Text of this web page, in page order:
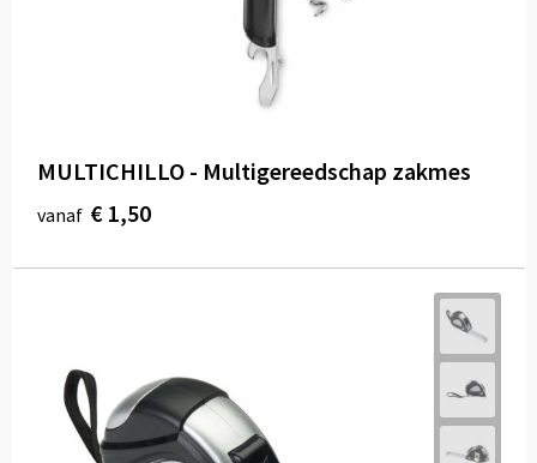
MULTICHILLO - Multigereedschap zakmes
vanaf € 1,50